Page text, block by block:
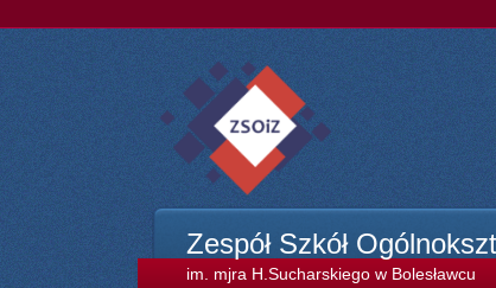
Zespół Szkół
im. mjra H.Sucharskiego w Bolesławcu